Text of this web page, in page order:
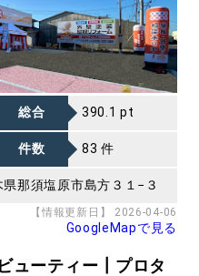
総合 390.1 pt
件数 83 件
那須塩原市島方３１−３
【情報更新日】 2026-04-06
GoogleMapで見る
ューティー┃プロタ